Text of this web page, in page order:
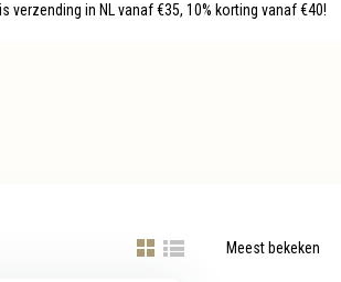
verzending in NL vanaf €35, 10% korting vanaf €40!
Meest bekeken